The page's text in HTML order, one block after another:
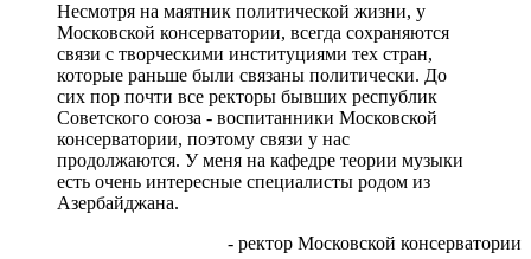
Несмотря на маятник политической жизни, у
Московской консерватории, всегда сохраняются
связи с творческими институциями тех стран,
которые раньше были связаны политически. До
сих пор почти все ректоры бывших республик
Советского союза - воспитанники Московской
консерватории, поэтому связи у нас
продолжаются. У меня на кафедре теории музыки
есть очень интересные специалисты родом из
Азербайджана.
- ректор Московской консерватории